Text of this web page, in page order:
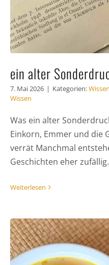
ein alter
7. Mai 2026 | Kategorien:Wissen
Wissen
Was ein alter
Einkorn, Emmer und die
verrät Manchmal
Geschichten eher
Weiterlesen